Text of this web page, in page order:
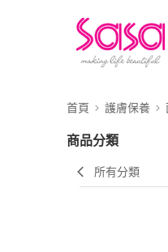
首頁 護膚保養
商品分類
所有分類